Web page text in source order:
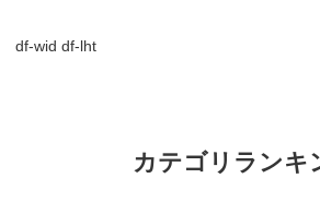
df-wid df-lht
カテゴリランキ